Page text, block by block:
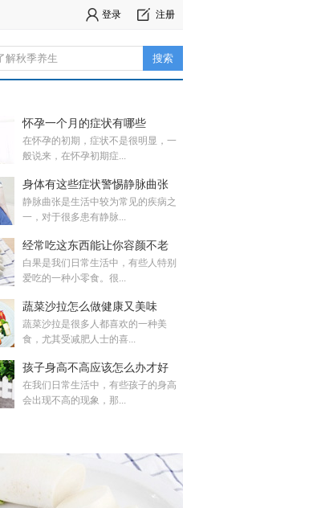
登录 注册
怀孕一个月的症状有哪些
在怀孕的初期，症状不是很明显，一
般说来，在怀孕初期症...
身体有这些症状警惕静脉曲张
静脉曲张是生活中较为常见的疾病之
一，对于很多患有静脉...
经常吃这东西能让你容颜不老
白果是我们日常生活中，有些人特别
爱吃的一种小零食。很...
蔬菜沙拉怎么做健康又美味
蔬菜沙拉是很多人都喜欢的一种美
食，尤其受减肥人士的喜...
孩子身高不高应该怎么办才好
在我们日常生活中，有些孩子的身高
会出现不高的现象，那...